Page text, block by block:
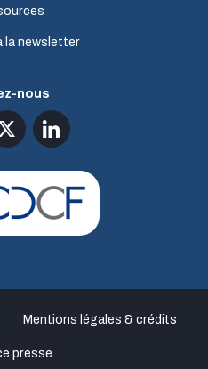
la newsletter
nous
Mentions légales & crédits
presse